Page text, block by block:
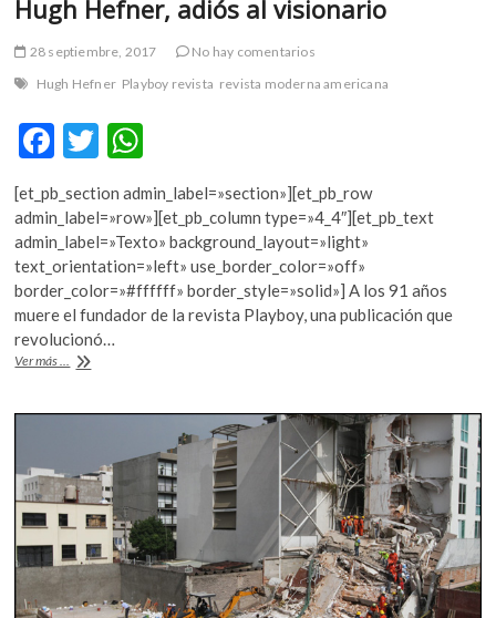
Hugh Hefner, adiós al visionario
28 septiembre, 2017
No hay comentarios
Hugh Hefner Playboy revista revista moderna americana
F
e
b
o
o
k
T
w
itt
er
h
at
s
A
p
[et_pb_section admin_label=»section»][et_pb_row
admin_label=»row»][et_pb_column type=»4_4″][et_pb_text
admin_label=»Texto» background_layout=»light»
text_orientation=»left» use_border_color=»off»
border_color=»#ffffff» border_style=»solid»] A los 91 años
muere el fundador de la revista Playboy, una publicación que
revolucionó…
Ver más ...
Hugh
al